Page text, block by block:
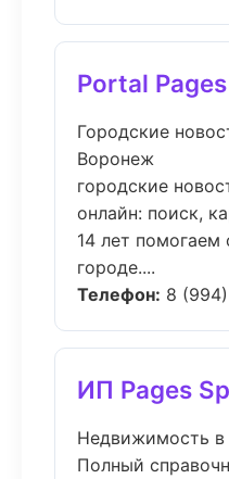
Portal
Городские
Воронеж
городские
онлайн: поиск,
14 лет помогаем
городе....
Телефон: 8
ИП Pages
Недвижимость в
Полный